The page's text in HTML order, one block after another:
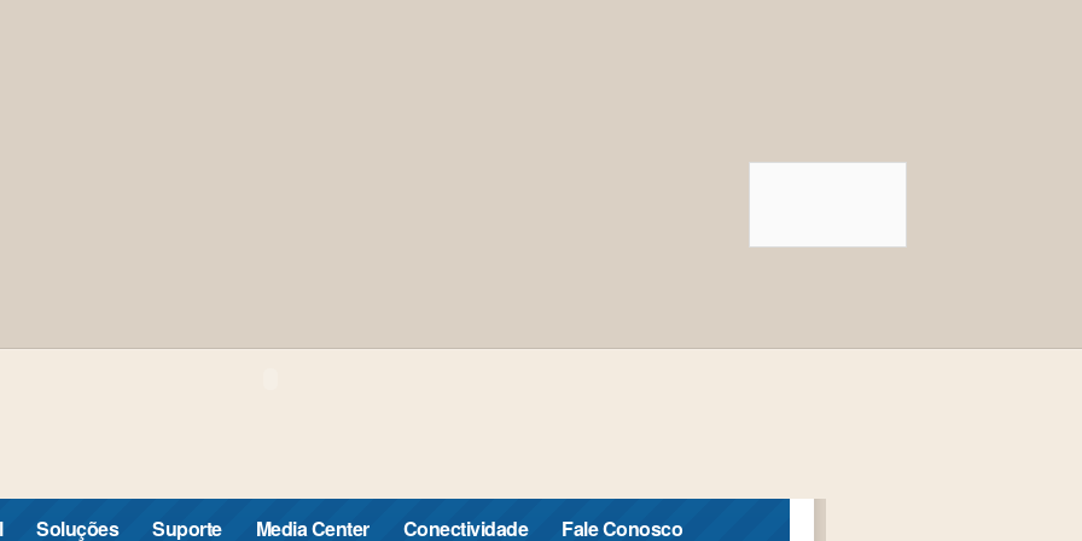
Soluções Suporte Media Center Conectividade Fale Conosco